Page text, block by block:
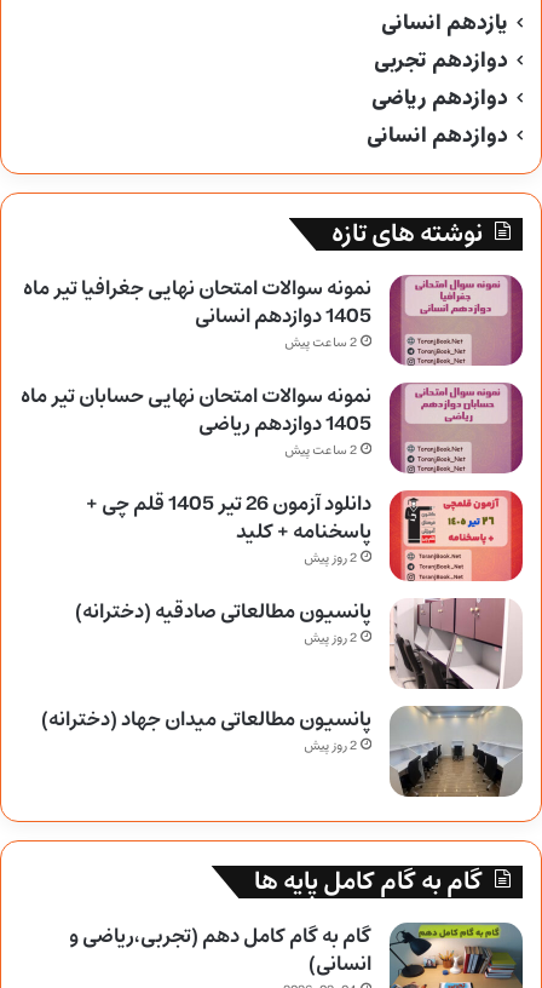
یازدهم انسانی
دوازدهم تجربی
دوازدهم ریاضی
دوازدهم انسانی
نوشته های تازه
نمونه سوالات امتحان نهایی جغرافیا تیر ماه
1405 دوازدهم انسانی
2 ساعت پیش
نمونه سوالات امتحان نهایی حسابان تیر ماه
1405 دوازدهم ریاضی
2 ساعت پیش
دانلود آزمون 26 تیر 1405 قلم چی +
پاسخنامه + کلید
2 روز پیش
پانسیون مطالعاتی صادقیه (دخترانه)
2 روز پیش
پانسیون مطالعاتی میدان جهاد (دخترانه)
2 روز پیش
گام به گام کامل پایه ها
گام به گام کامل دهم (تجربی،ریاضی و
انسانی)